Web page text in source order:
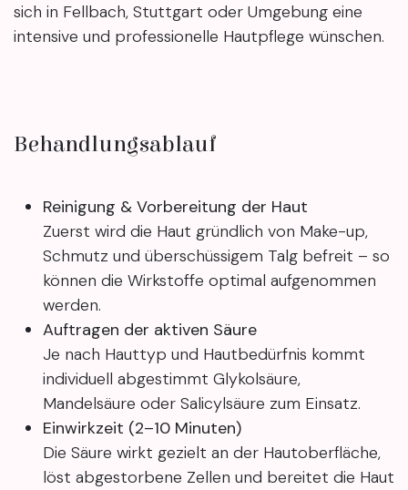
sich in Fellbach, Stuttgart oder Umgebung eine
intensive und professionelle Hautpflege wünschen.
Behandlungsablauf
Reinigung & Vorbereitung der Haut
Zuerst wird die Haut gründlich von Make-up,
Schmutz und überschüssigem Talg befreit – so
können die Wirkstoffe optimal aufgenommen
werden.
Auftragen der aktiven Säure
Je nach Hauttyp und Hautbedürfnis kommt
individuell abgestimmt Glykolsäure,
Mandelsäure oder Salicylsäure zum Einsatz.
Einwirkzeit (2–10 Minuten)
Die Säure wirkt gezielt an der Hautoberfläche,
löst abgestorbene Zellen und bereitet die Haut